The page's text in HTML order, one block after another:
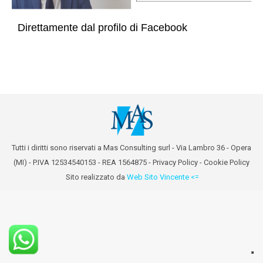
Direttamente dal profilo di Facebook
Tutti i diritti sono riservati a Mas Consulting surl - Via Lambro 36 - Opera
(MI) - P.IVA 12534540153 - REA 1564875 - Privacy Policy - Cookie Policy
Sito realizzato da Web Sito Vincente <=